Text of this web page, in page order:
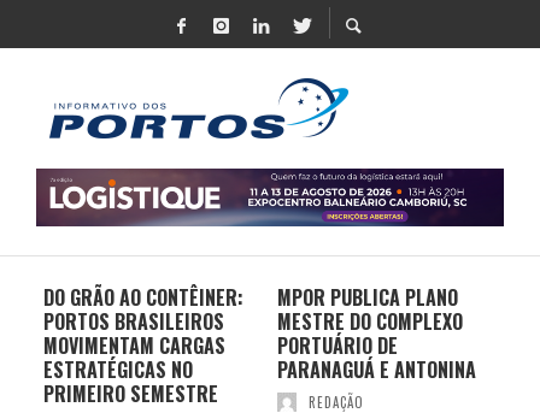
DO GRÃO AO CONTÊINER:
PORTOS BRASILEIROS
MOVIMENTAM CARGAS
ESTRATÉGICAS NO
PRIMEIRO SEMESTRE
MPOR PUBLICA PLANO
MESTRE DO COMPLEXO
PORTUÁRIO DE
PARANAGUÁ E ANTONINA
REDAÇÃO